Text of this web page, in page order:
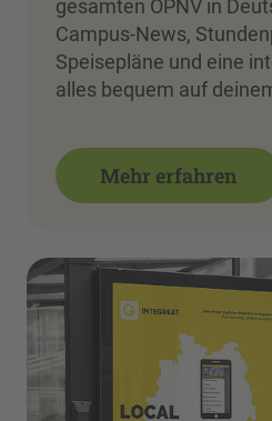
gesamten ÖPNV in
Campus-News,
Speisepläne und eine
alles bequem auf
Mehr erfahren